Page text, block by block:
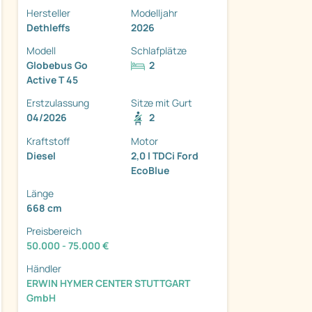
Hersteller
Dethleffs
Modelljahr
2026
Modell
Globebus Go
Active T 45
Schlafplätze
2
Erstzulassung
04/2026
Sitze mit Gurt
2
Kraftstoff
Diesel
Motor
2,0 l TDCi Ford
EcoBlue
Länge
668 cm
Preisbereich
50.000 - 75.000 €
Händler
ERWIN HYMER CENTER STUTTGART
GmbH